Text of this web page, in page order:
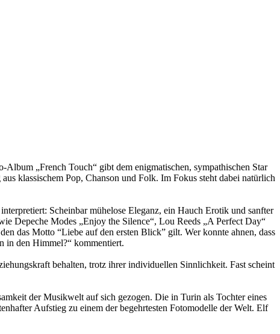
„French Touch“ gibt dem enigmatischen, sympathischen Star
klassischem Pop, Chanson und Folk. Im Fokus steht dabei natürlich
Scheinbar mühelose Eleganz, ein Hauch Erotik und sanfter
Depeche Modes „Enjoy the Silence“, Lou Reeds „A Perfect Day“
das Motto “Liebe auf den ersten Blick” gilt. Wer konnte ahnen, dass
in den Himmel?“ kommentiert.
behalten, trotz ihrer individuellen Sinnlichkeit. Fast scheint
der Musikwelt auf sich gezogen. Die in Turin als Tochter eines
Aufstieg zu einem der begehrtesten Fotomodelle der Welt. Elf